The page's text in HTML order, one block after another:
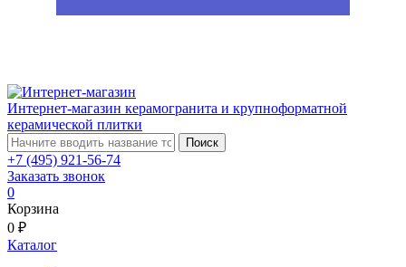
Интернет-магазин керамогранита и крупноформатной
керамической плитки
Поиск
+7 (495) 921-56-74
Заказать звонок
0
Корзина
0 ₽
Каталог